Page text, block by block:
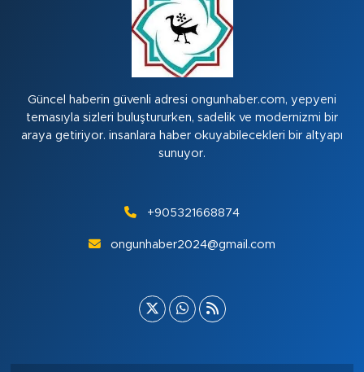
Güncel haberin güvenli adresi ongunhaber.com, yepyeni
temasıyla sizleri buluştururken, sadelik ve modernizmi bir
araya getiriyor. insanlara haber okuyabilecekleri bir altyapı
sunuyor.
+905321668874
ongunhaber2024@gmail.com